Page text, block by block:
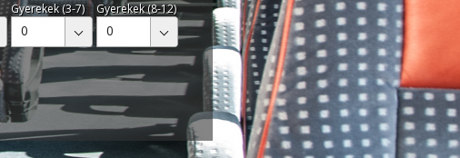
Gyerekek (3-7)
0
Gyerekek (8-12)
0